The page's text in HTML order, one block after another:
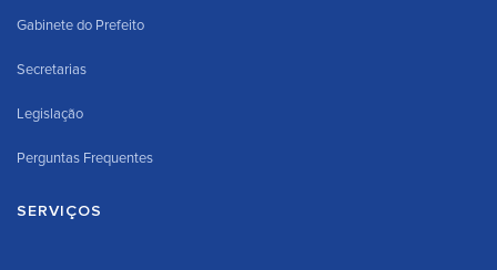
Gabinete do Prefeito
Secretarias
Legislação
Perguntas Frequentes
SERVIÇOS